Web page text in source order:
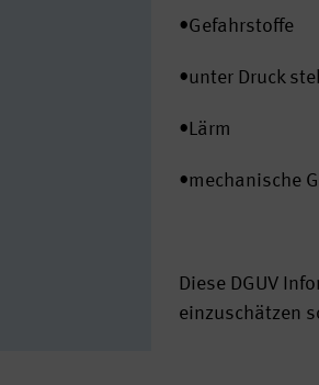
•Gefahrstoffe
•unter Druck
• Lärm
•mechanische
Diese DGUV
einzuschätzen